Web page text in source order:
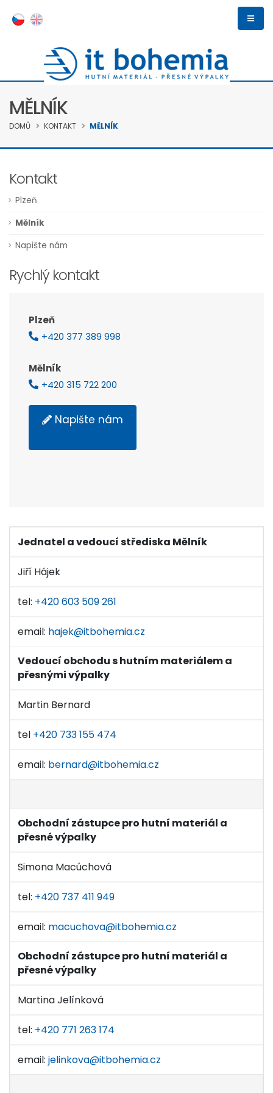
MĚLNÍK
DOMŮ KONTAKT MĚLNÍK
Kontakt
Plzeň
Mělník
Napište nám
Rychlý kontakt
Plzeň
+420 377 389 998
Mělník
+420 315 722 200
Napište nám
Jednatel a vedoucí střediska Mělník
Jiří Hájek
tel: +420 603 509 261
email: hajek@itbohemia.cz
Vedoucí obchodu s hutním materiálem a
přesnými výpalky
Martin Bernard
tel +420 733 155 474
email: bernard@itbohemia.cz
Obchodní zástupce pro hutní materiál a
přesné výpalky
Simona Macúchová
tel: +420 737 411 949
email: macuchova@itbohemia.cz
Obchodní zástupce pro hutní materiál a
přesné výpalky
Martina Jelínková
tel: +420 771 263 174
email: jelinkova@itbohemia.cz